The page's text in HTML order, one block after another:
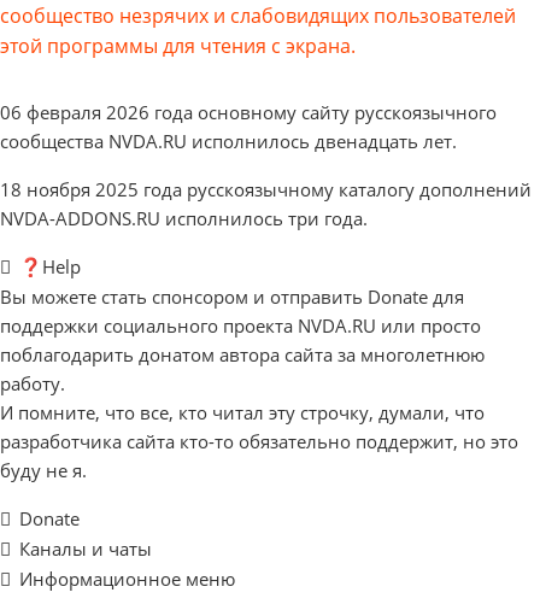
сообщество незрячих и слабовидящих пользователей
этой программы для чтения с экрана.
06 февраля 2026 года основному сайту русскоязычного
сообщества NVDA.RU исполнилось двенадцать лет.
18 ноября 2025 года русскоязычному каталогу дополнений
NVDA-ADDONS.RU исполнилось три года.
❓Help
Вы можете стать спонсором и отправить Donate для
поддержки социального проекта NVDA.RU или просто
поблагодарить донатом автора сайта за многолетнюю
работу.
И помните, что все, кто читал эту строчку, думали, что
разработчика сайта кто-то обязательно поддержит, но это
буду не я.
Donate
Каналы и чаты
Информационное меню